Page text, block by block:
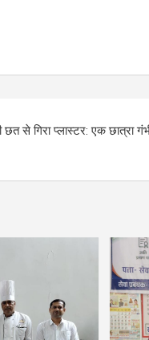
से गिरा प्लास्टर: एक छात्रा